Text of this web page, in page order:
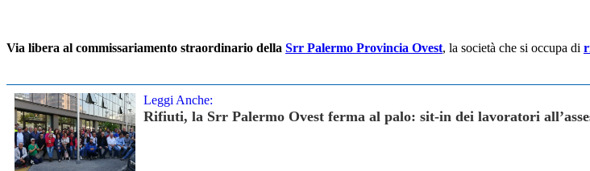
Via libera al commissariamento straordinario della Srr Palermo Provincia Ovest, la società che si occupa di
Leggi Anche:
Rifiuti, la Srr Palermo Ovest ferma al palo: sit-in dei lavoratori